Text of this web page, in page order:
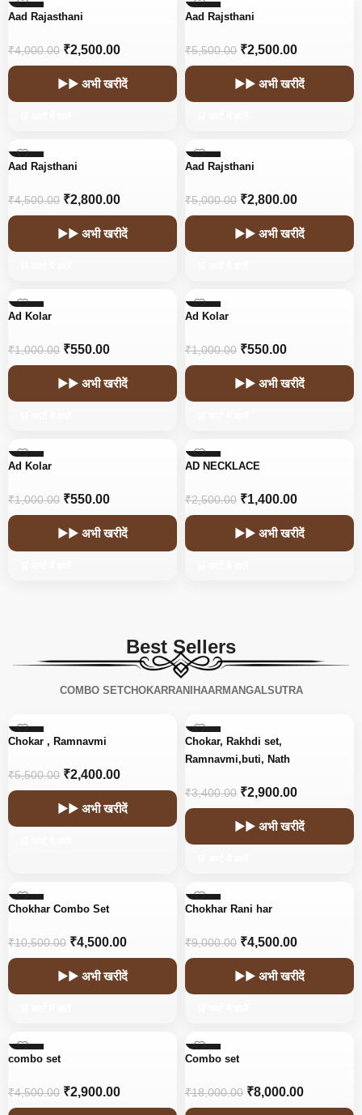
-38%
Aad Rajasthani
₹4,000.00 ₹2,500.00
▶▶ अभी खरीदें
-55%
Aad Rajsthani
₹5,500.00 ₹2,500.00
▶▶ अभी खरीदें
-38%
Aad Rajsthani
₹4,500.00 ₹2,800.00
▶▶ अभी खरीदें
-44%
Aad Rajsthani
₹5,000.00 ₹2,800.00
▶▶ अभी खरीदें
-45%
Ad Kolar
₹1,000.00 ₹550.00
▶▶ अभी खरीदें
-45%
Ad Kolar
₹1,000.00 ₹550.00
▶▶ अभी खरीदें
-45%
Ad Kolar
₹1,000.00 ₹550.00
▶▶ अभी खरीदें
-44%
AD NECKLACE
₹2,500.00 ₹1,400.00
▶▶ अभी खरीदें
Best Sellers
COMBO SETCHOKARRANIHAARMANGALSUTRA
-56%
Chokar , Ramnavmi
₹5,500.00 ₹2,400.00
▶▶ अभी खरीदें
-15%
Chokar, Rakhdi set,
Ramnavmi,buti, Nath
₹3,400.00 ₹2,900.00
▶▶ अभी खरीदें
-57%
Chokhar Combo Set
₹10,500.00 ₹4,500.00
▶▶ अभी खरीदें
-50%
Chokhar Rani har
₹9,000.00 ₹4,500.00
▶▶ अभी खरीदें
-36%
combo set
₹4,500.00 ₹2,900.00
-56%
Combo set
₹18,000.00 ₹8,000.00